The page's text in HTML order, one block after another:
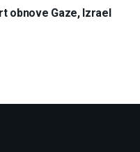
obnove Gaze, Izrael